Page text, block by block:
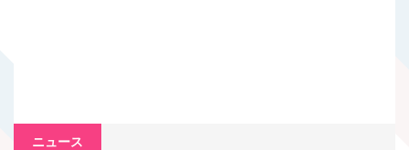
ニュース